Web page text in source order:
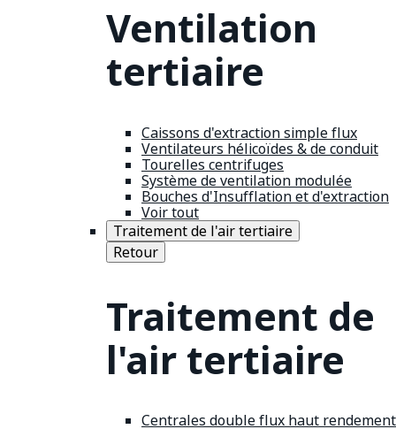
Ventilation
tertiaire
Caissons d'extraction simple flux
Ventilateurs hélicoïdes & de conduit
Tourelles centrifuges
Système de ventilation modulée
Bouches d'Insufflation et d'extraction
Voir tout
Traitement de l'air tertiaire
Retour
Traitement de
l'air tertiaire
Centrales double flux haut rendement